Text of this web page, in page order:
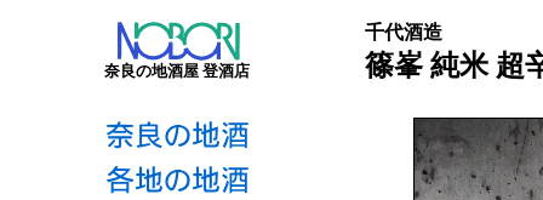
奈良の地酒屋 登酒店
千代酒造
篠峯 純米 超